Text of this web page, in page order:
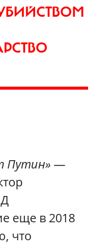
Путин»—
еще в 2018
что